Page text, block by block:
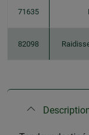
71635
82098